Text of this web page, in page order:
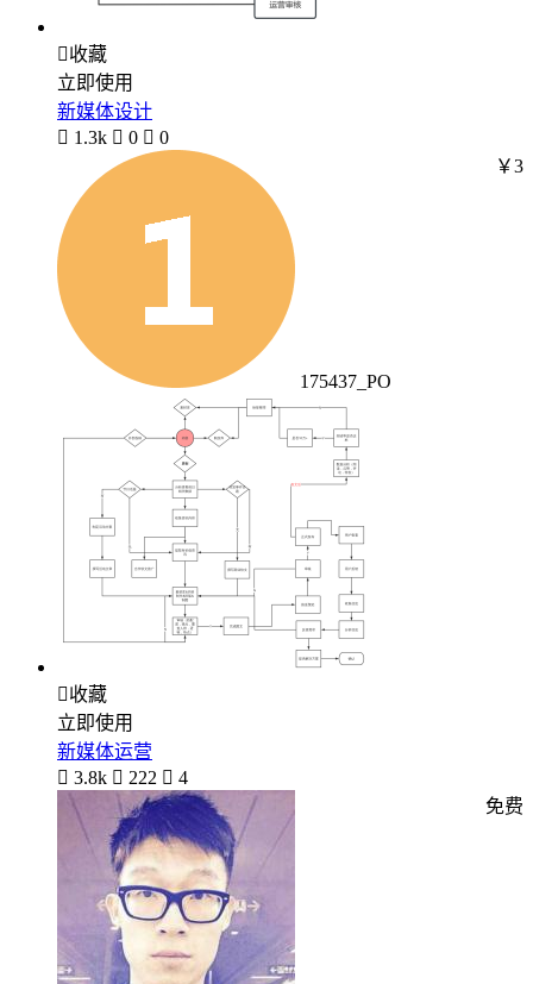
收藏
立即使用
新媒体设计
 1.3k  0  0
175437_PO
￥3
收藏
立即使用
新媒体运营
 3.8k  222  4
免费